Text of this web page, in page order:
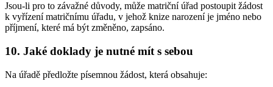
Jsou-li pro to závažné důvody, může matriční úřad postoupit žádost
k vyřízení matričnímu úřadu, v jehož knize narození je jméno nebo
příjmení, které má být změněno, zapsáno.
10. Jaké doklady je nutné mít s sebou
Na úřadě předložte písemnou žádost, která obsahuje: